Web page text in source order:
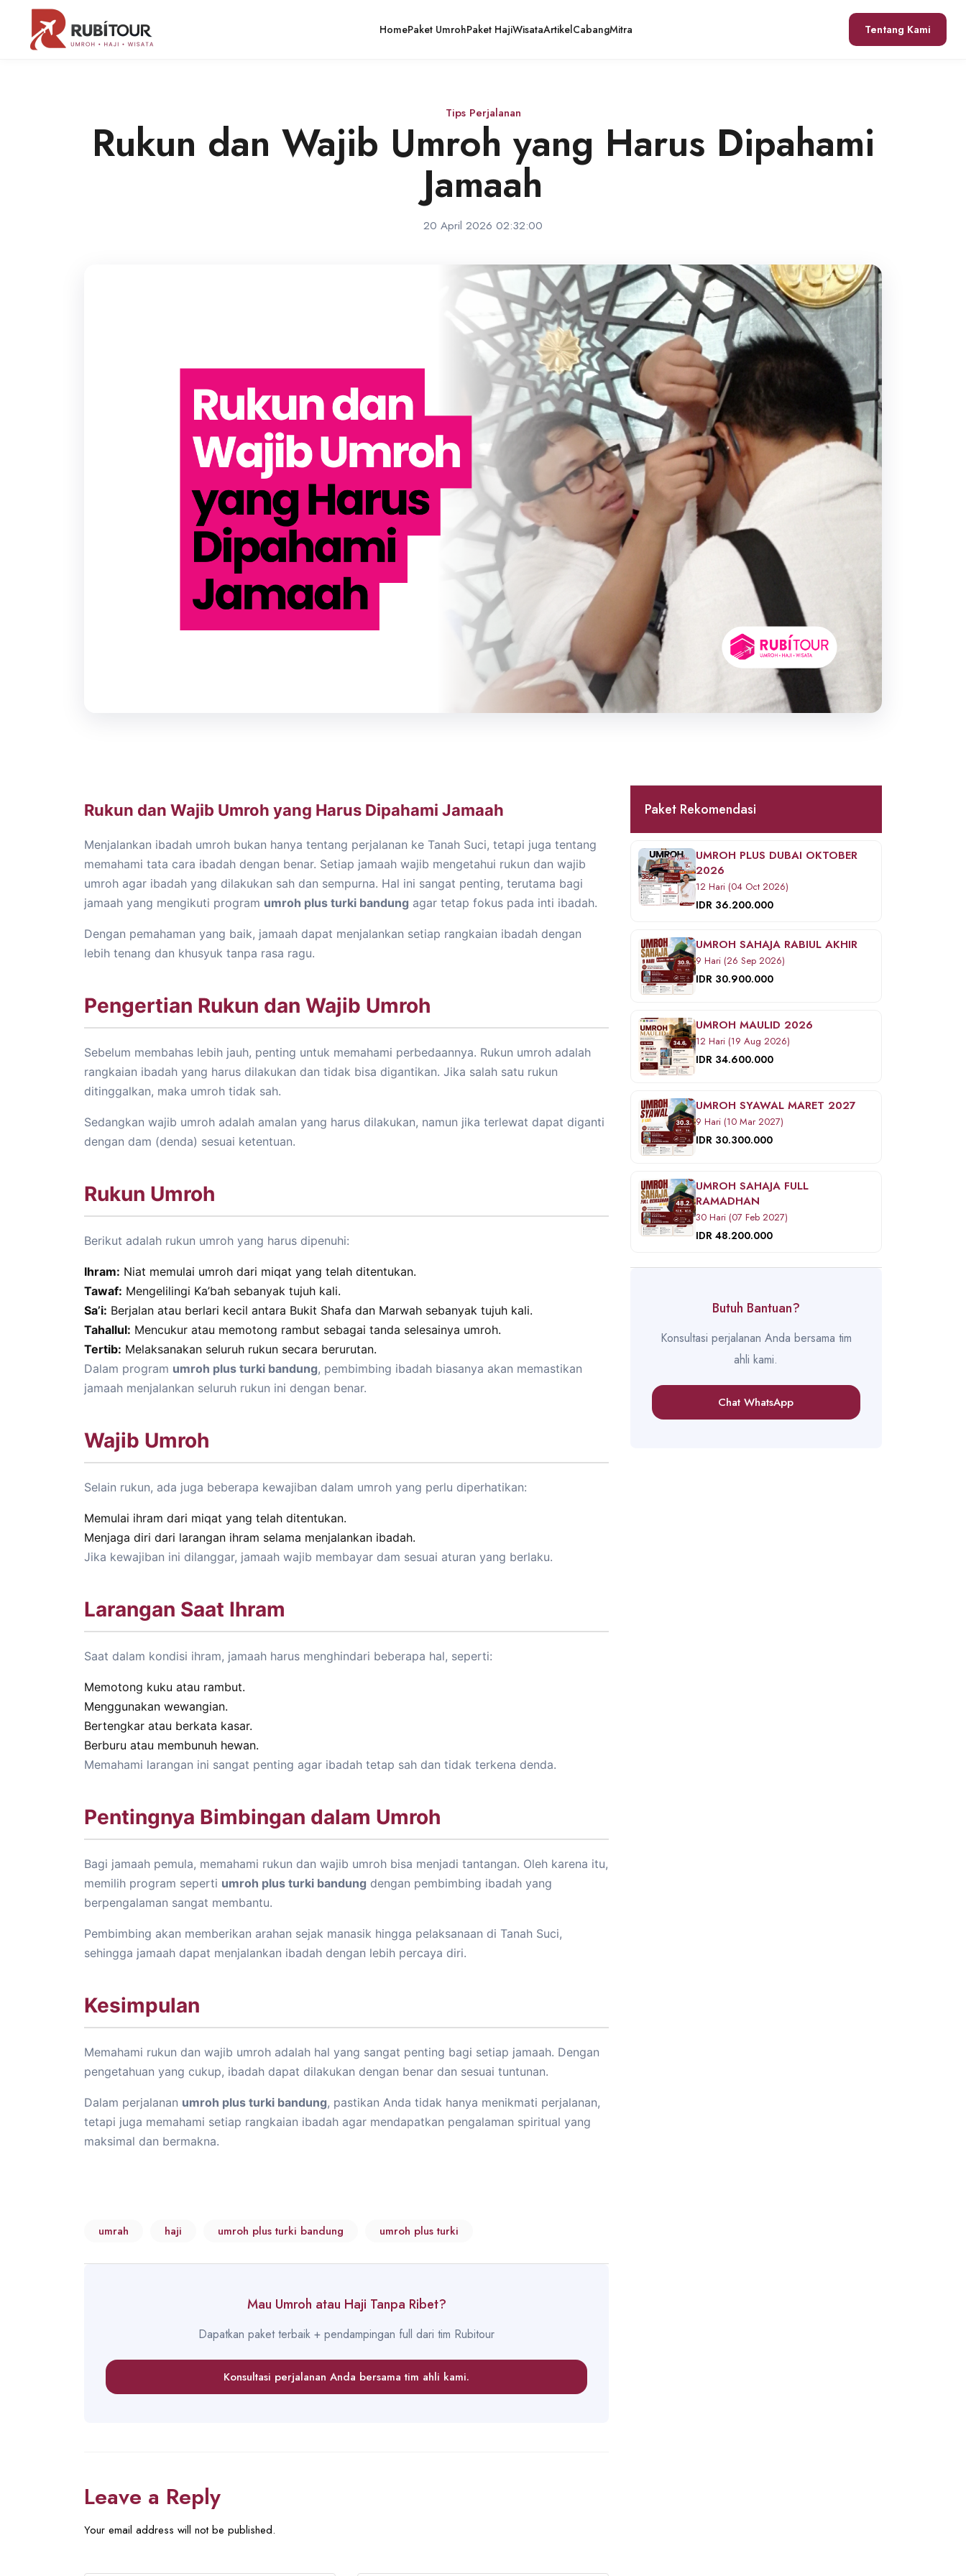
HomePaket UmrohPaket HajiWisataArtikelCabangMitra Tentang Kami
Tips Perjalanan
Rukun dan Wajib Umroh yang Harus Dipahami
Jamaah
20 April 2026 02:32:00
Rukun dan Wajib Umroh yang Harus Dipahami Jamaah
Menjalankan ibadah umroh bukan hanya tentang perjalanan ke Tanah Suci, tetapi juga tentang
memahami tata cara ibadah dengan benar. Setiap jamaah wajib mengetahui rukun dan wajib
umroh agar ibadah yang dilakukan sah dan sempurna. Hal ini sangat penting, terutama bagi
jamaah yang mengikuti program umroh plus turki bandung agar tetap fokus pada inti ibadah.
Dengan pemahaman yang baik, jamaah dapat menjalankan setiap rangkaian ibadah dengan
lebih tenang dan khusyuk tanpa rasa ragu.
Pengertian Rukun dan Wajib Umroh
Sebelum membahas lebih jauh, penting untuk memahami perbedaannya. Rukun umroh adalah
rangkaian ibadah yang harus dilakukan dan tidak bisa digantikan. Jika salah satu rukun
ditinggalkan, maka umroh tidak sah.
Sedangkan wajib umroh adalah amalan yang harus dilakukan, namun jika terlewat dapat diganti
dengan dam (denda) sesuai ketentuan.
Rukun Umroh
Berikut adalah rukun umroh yang harus dipenuhi:
Ihram: Niat memulai umroh dari miqat yang telah ditentukan.
Tawaf: Mengelilingi Ka’bah sebanyak tujuh kali.
Sa’i: Berjalan atau berlari kecil antara Bukit Shafa dan Marwah sebanyak tujuh kali.
Tahallul: Mencukur atau memotong rambut sebagai tanda selesainya umroh.
Tertib: Melaksanakan seluruh rukun secara berurutan.
Dalam program umroh plus turki bandung, pembimbing ibadah biasanya akan memastikan
jamaah menjalankan seluruh rukun ini dengan benar.
Wajib Umroh
Selain rukun, ada juga beberapa kewajiban dalam umroh yang perlu diperhatikan:
Memulai ihram dari miqat yang telah ditentukan.
Menjaga diri dari larangan ihram selama menjalankan ibadah.
Jika kewajiban ini dilanggar, jamaah wajib membayar dam sesuai aturan yang berlaku.
Larangan Saat Ihram
Saat dalam kondisi ihram, jamaah harus menghindari beberapa hal, seperti:
Memotong kuku atau rambut.
Menggunakan wewangian.
Bertengkar atau berkata kasar.
Berburu atau membunuh hewan.
Memahami larangan ini sangat penting agar ibadah tetap sah dan tidak terkena denda.
Pentingnya Bimbingan dalam Umroh
Bagi jamaah pemula, memahami rukun dan wajib umroh bisa menjadi tantangan. Oleh karena itu,
memilih program seperti umroh plus turki bandung dengan pembimbing ibadah yang
berpengalaman sangat membantu.
Pembimbing akan memberikan arahan sejak manasik hingga pelaksanaan di Tanah Suci,
sehingga jamaah dapat menjalankan ibadah dengan lebih percaya diri.
Kesimpulan
Memahami rukun dan wajib umroh adalah hal yang sangat penting bagi setiap jamaah. Dengan
pengetahuan yang cukup, ibadah dapat dilakukan dengan benar dan sesuai tuntunan.
Dalam perjalanan umroh plus turki bandung, pastikan Anda tidak hanya menikmati perjalanan,
tetapi juga memahami setiap rangkaian ibadah agar mendapatkan pengalaman spiritual yang
maksimal dan bermakna.
umrah haji umroh plus turki bandung umroh plus turki
Mau Umroh atau Haji Tanpa Ribet?
Dapatkan paket terbaik + pendampingan full dari tim Rubitour
Konsultasi perjalanan Anda bersama tim ahli kami.
Leave a Reply
Your email address will not be published.
Paket Rekomendasi
UMROH PLUS DUBAI OKTOBER
2026
12 Hari (04 Oct 2026)
IDR 36.200.000
UMROH SAHAJA RABIUL AKHIR
9 Hari (26 Sep 2026)
IDR 30.900.000
UMROH MAULID 2026
12 Hari (19 Aug 2026)
IDR 34.600.000
UMROH SYAWAL MARET 2027
9 Hari (10 Mar 2027)
IDR 30.300.000
UMROH SAHAJA FULL
RAMADHAN
30 Hari (07 Feb 2027)
IDR 48.200.000
Butuh Bantuan?
Konsultasi perjalanan Anda bersama tim
ahli kami.
Chat WhatsApp